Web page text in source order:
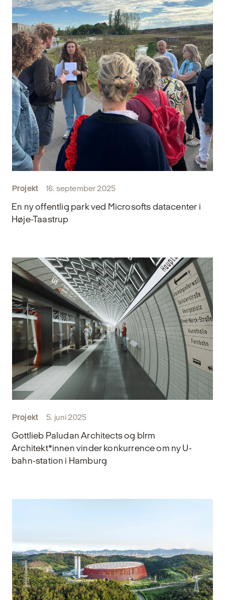
Projekt 16. september 2025
En ny offentlig park ved Microsofts datacenter i
Høje-Taastrup
Projekt 5. juni 2025
Gottlieb Paludan Architects og blrm
Architekt*innen vinder konkurrence om ny U-
bahn-station i Hamburg